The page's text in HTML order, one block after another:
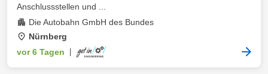
Anschlussstellen und ...
Die Autobahn GmbH des Bundes
Nürnberg
vor 6 Tagen